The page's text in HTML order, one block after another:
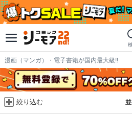
漫画（マンガ）・電子書籍が国内最大級!!
絞り込む